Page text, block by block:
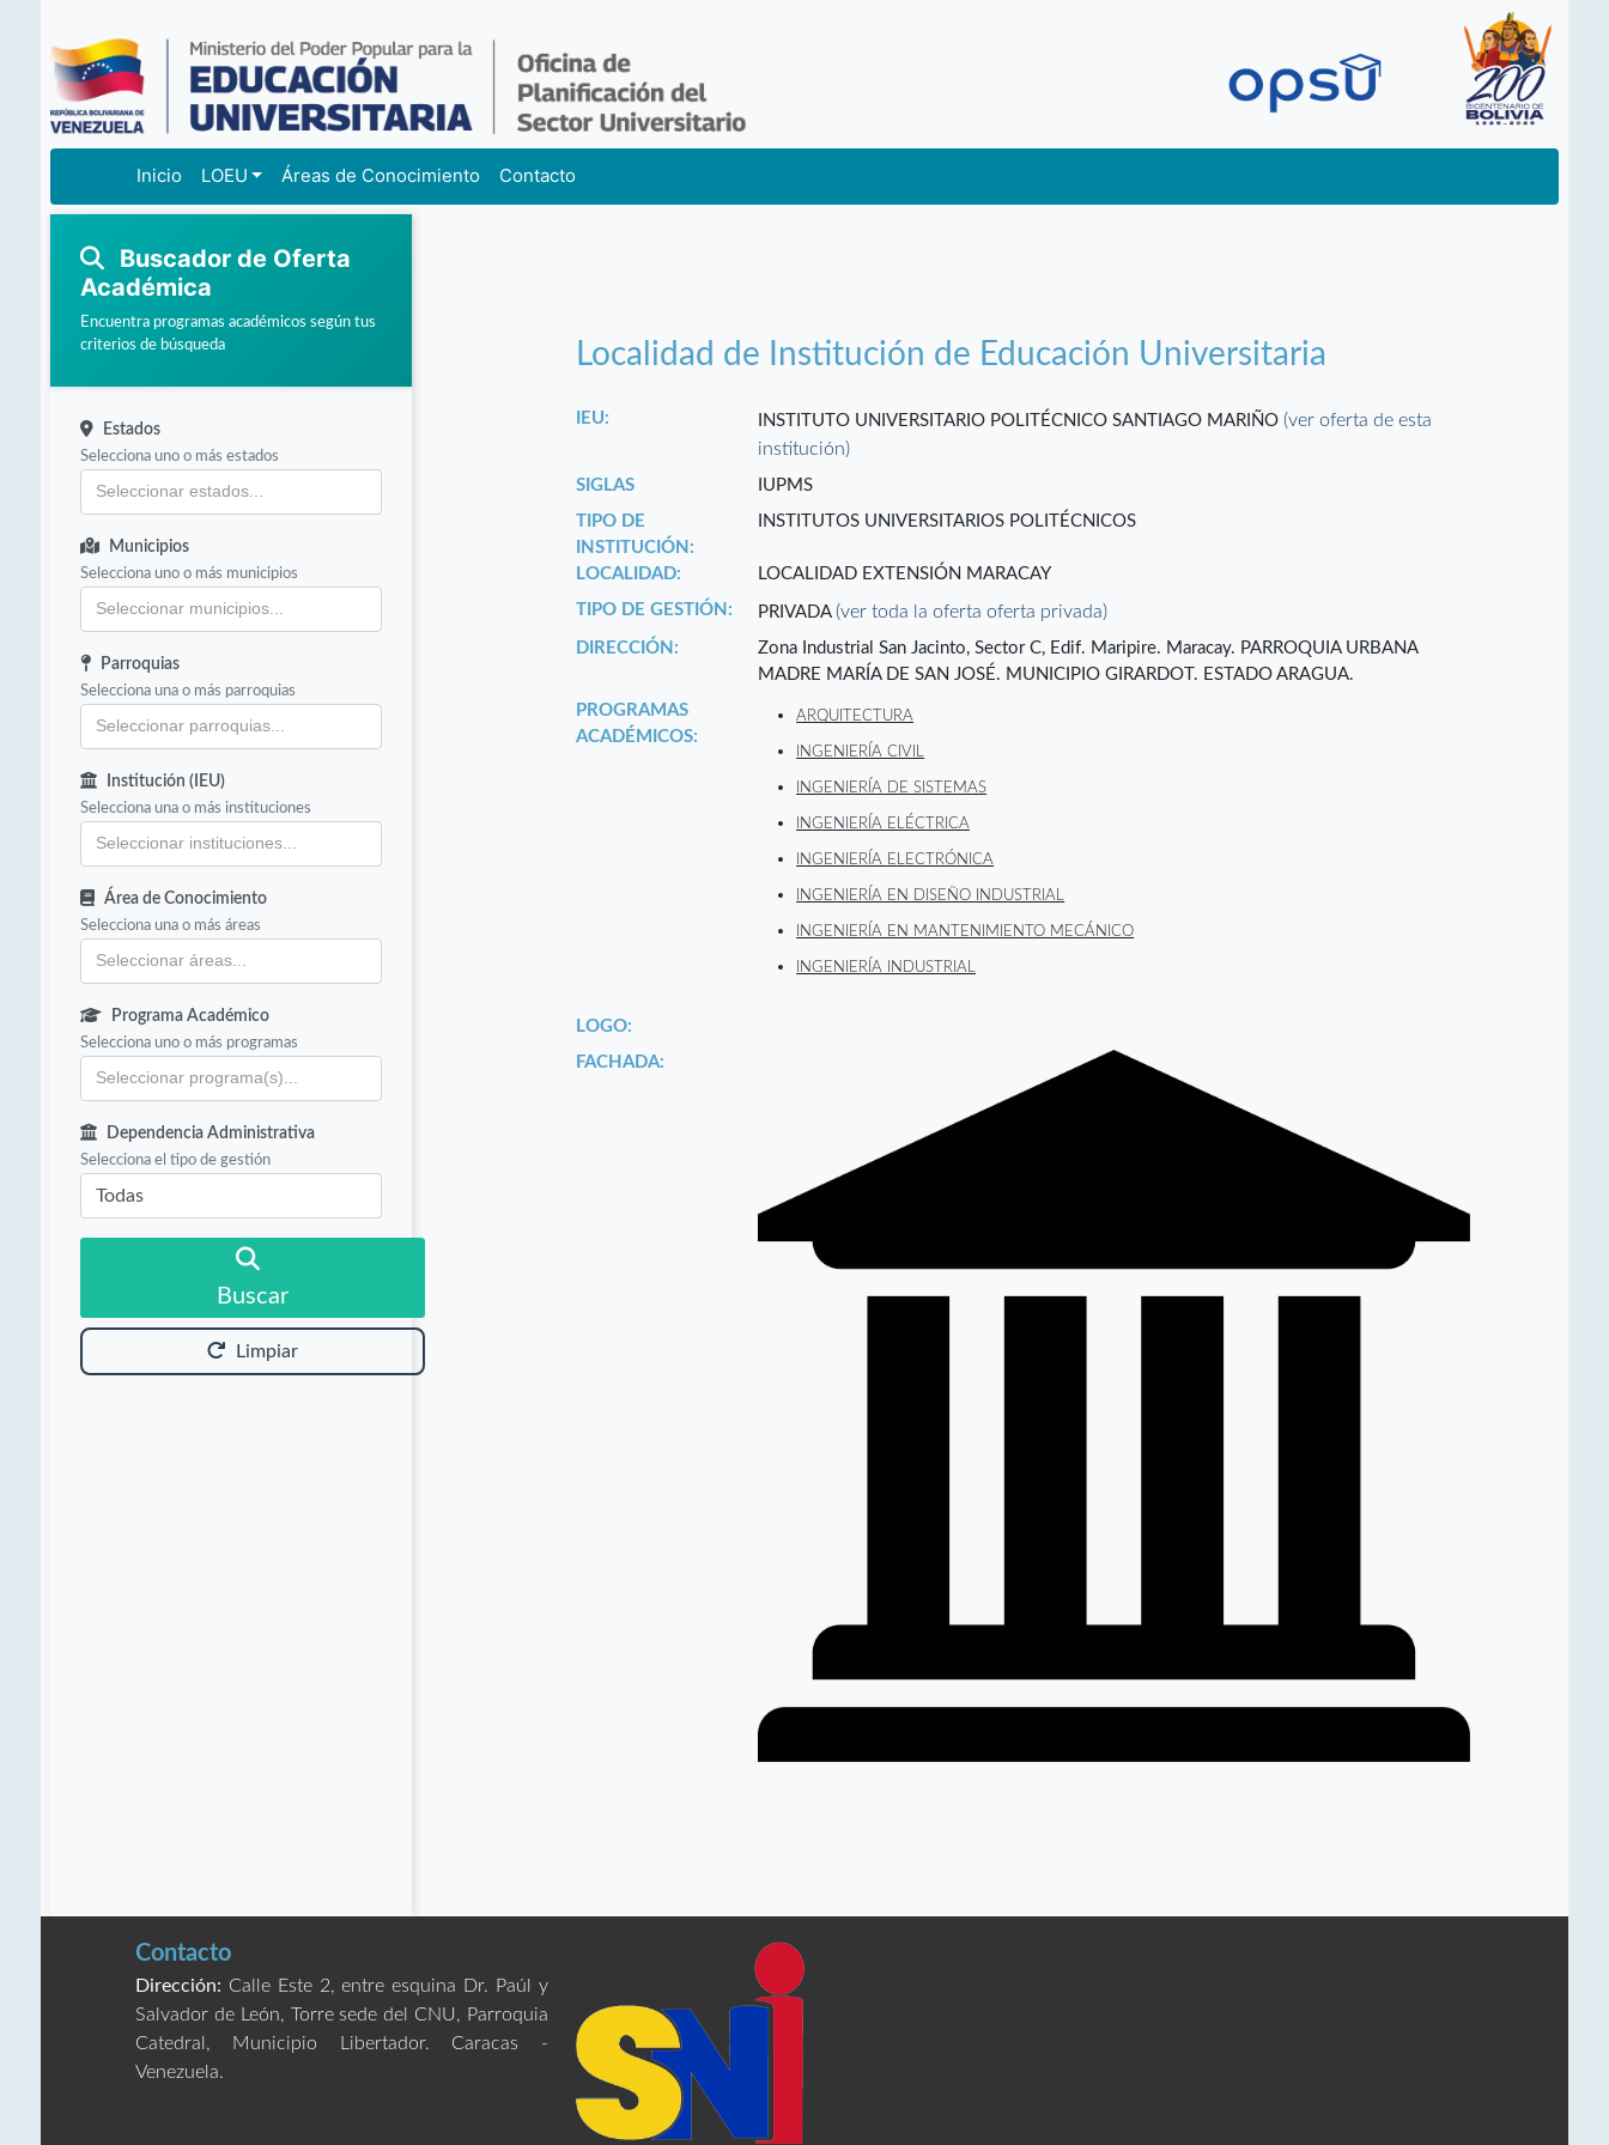
Inicio LOEU Áreas de Conocimiento Contacto
Buscador de Oferta
Académica
Encuentra programas académicos según tus
criterios de búsqueda
Estados
Selecciona uno o más estados
Municipios
Selecciona uno o más municipios
Parroquias
Selecciona una o más parroquias
Institución (IEU)
Selecciona una o más instituciones
Área de Conocimiento
Selecciona una o más áreas
Programa Académico
Selecciona uno o más programas
Dependencia Administrativa
Selecciona el tipo de gestión
Buscar
Limpiar
Localidad de Institución de Educación Universitaria
IEU: INSTITUTO UNIVERSITARIO POLITÉCNICO SANTIAGO MARIÑO(ver oferta de esta
institución)
SIGLAS
IUPMS
TIPO DE
INSTITUCIÓN:
INSTITUTOS UNIVERSITARIOS POLITÉCNICOS
LOCALIDAD:
LOCALIDAD EXTENSIÓN MARACAY
TIPO DE GESTIÓN:
PRIVADA(ver toda la oferta oferta privada)
DIRECCIÓN:
Zona Industrial San Jacinto, Sector C, Edif. Maripire. Maracay. PARROQUIA URBANA
MADRE MARÍA DE SAN JOSÉ. MUNICIPIO GIRARDOT. ESTADO ARAGUA.
PROGRAMAS
ACADÉMICOS:
ARQUITECTURA
INGENIERÍA CIVIL
INGENIERÍA DE SISTEMAS
INGENIERÍA ELÉCTRICA
INGENIERÍA ELECTRÓNICA
INGENIERÍA EN DISEÑO INDUSTRIAL
INGENIERÍA EN MANTENIMIENTO MECÁNICO
INGENIERÍA INDUSTRIAL
LOGO:
FACHADA:
Contacto
Dirección: Calle Este 2, entre esquina Dr. Paúl y
Salvador de León, Torre sede del CNU, Parroquia
Catedral, Municipio Libertador. Caracas -
Venezuela.